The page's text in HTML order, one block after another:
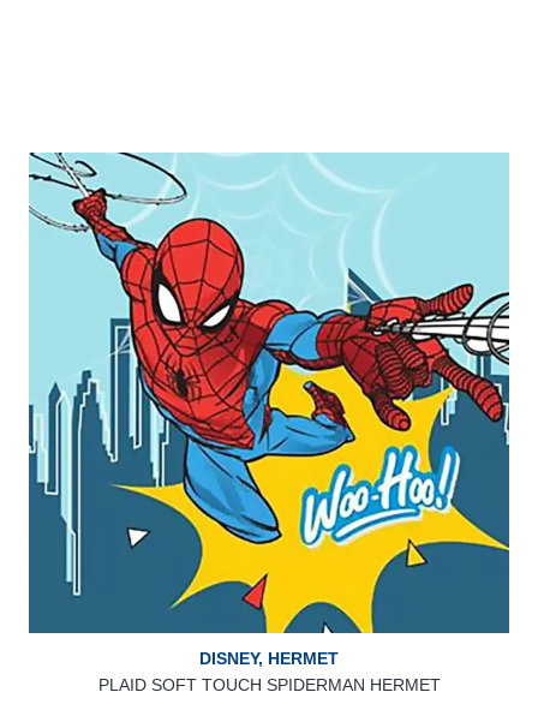
DISNEY, HERMET
PLAID SOFT TOUCH SPIDERMAN HERMET